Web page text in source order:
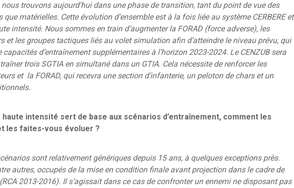
nous trouvons aujourd’hui dans une phase de transition, tant du point de vue des
que matérielles. Cette évolution d’ensemble est à la fois liée au système CERBERE et
intensité. Nous sommes en train d’augmenter la FORAD (force adverse), les
et les groupes tactiques liés au volet simulation afin d’atteindre le niveau prévu, qui
capacités d’entraînement supplémentaires à l’horizon 2023-2024. Le CENZUB sera
trois SGTIA en simultané dans un GTIA. Cela nécessite de renforcer les
et la FORAD, qui recevra une section d’infanterie, un peloton de chars et un
haute intensité sert de base aux scénarios d’entraînement, comment les
les faites-vous évoluer ?
sont relativement génériques depuis 15 ans, à quelques exceptions près.
autres, occupés de la mise en condition finale avant projection dans le cadre de
2013-2016). Il s’agissait dans ce cas de confronter un ennemi ne disposant pas